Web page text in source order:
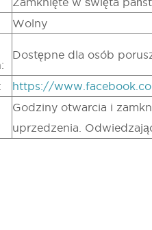
Wolny
Dostępne dla osób
https://
Godziny otwarcia i
uprzedzenia.